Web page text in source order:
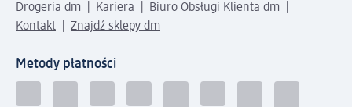
Drogeria dm Kariera
Biuro Obsługi Klienta dm
Kontakt
Znajdź sklepy dm
Metody płatności